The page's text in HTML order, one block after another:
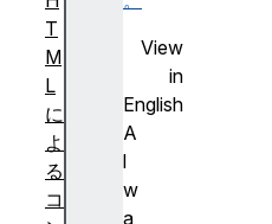
View
in
English
A
l
w
a
T
M
L
に
よ
る
コ